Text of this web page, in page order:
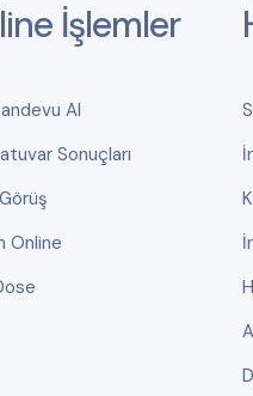
İşlemler
Al
Sonuçları
Online